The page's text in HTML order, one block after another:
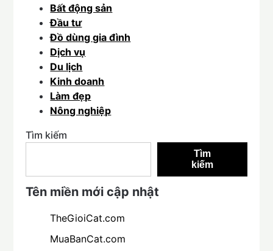
Bất động sản
Đầu tư
Đồ dùng gia đình
Dịch vụ
Du lịch
Kinh doanh
Làm đẹp
Nông nghiệp
Tìm kiếm
Tìm
kiếm
Tên miền mới cập nhật
TheGioiCat.com
MuaBanCat.com